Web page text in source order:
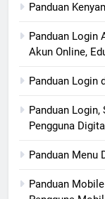
Panduan
Panduan Login
Akun Online,
Panduan Login
Panduan
Pengguna Digital
Panduan Menu
Panduan